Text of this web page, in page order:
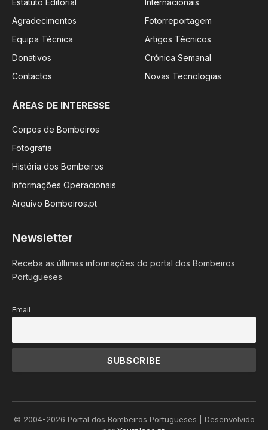
Estatuto Editorial
Agradecimentos
Equipa Técnica
Donativos
Contactos
Internacionais
Fotorreportagem
Artigos Técnicos
Crónica Semanal
Novas Tecnologias
ÁREAS DE INTERESSE
Corpos de Bombeiros
Fotografia
História dos Bombeiros
Informações Operacionais
Arquivo Bombeiros.pt
Newsletter
Receba as últimas informações do portal dos Bombeiros
Portugueses.
Email
© 2004-2026 Portal dos Bombeiros Portugueses | Desenvolvido